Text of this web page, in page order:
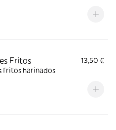
Fritos
13,50 €
fritos harinados